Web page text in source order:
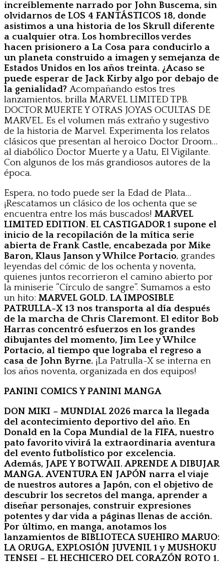
increíblemente narrado por John Buscema, sin
olvidarnos de LOS 4 FANTÁSTICOS 18, donde
asistimos a una historia de los Skrull diferente
a cualquier otra. Los hombrecillos verdes
hacen prisionero a La Cosa para conducirlo a
un planeta construido a imagen y semejanza de
Estados Unidos en los años treinta. ¿Acaso se
puede esperar de Jack Kirby algo por debajo de
la genialidad? Acompañando estos tres
lanzamientos, brilla MARVEL LIMITED TPB.
DOCTOR MUERTE Y OTRAS JOYAS OCULTAS DE
MARVEL. Es el volumen más extraño y sugestivo
de la historia de Marvel. Experimenta los relatos
clásicos que presentan al heroico Doctor Droom…
al diabólico Doctor Muerte y a Uatu, El Vigilante.
Con algunos de los más grandiosos autores de la
época.
Espera, no todo puede ser la Edad de Plata…
¡Rescatamos un clásico de los ochenta que se
encuentra entre los más buscados! MARVEL
LIMITED EDITION. EL CASTIGADOR 1 supone el
inicio de la recopilación de la mítica serie
abierta de Frank Castle, encabezada por Mike
Baron, Klaus Janson y Whilce Portacio, grandes
leyendas del cómic de los ochenta y noventa,
quienes juntos recorrieron el camino abierto por
la miniserie “Círculo de sangre”. Sumamos a esto
un hito: MARVEL GOLD. LA IMPOSIBLE
PATRULLA-X 13 nos transporta al día después
de la marcha de Chris Claremont. El editor Bob
Harras concentró esfuerzos en los grandes
dibujantes del momento, Jim Lee y Whilce
Portacio, al tiempo que lograba el regreso a
casa de John Byrne. ¡La Patrulla-X se interna en
los años noventa, organizada en dos equipos!
PANINI COMICS Y PANINI MANGA
DON MIKI – MUNDIAL 2026 marca la llegada
del acontecimiento deportivo del año. En
Donald en la Copa Mundial de la FIFA, nuestro
pato favorito vivirá la extraordinaria aventura
del evento futbolístico por excelencia.
Además, JAPE Y BOTWAII. APRENDE A DIBUJAR
MANGA. AVENTURA EN JAPÓN narra el viaje
de nuestros autores a Japón, con el objetivo de
descubrir los secretos del manga, aprender a
diseñar personajes, construir expresiones
potentes y dar vida a páginas llenas de acción.
Por último, en manga, anotamos los
lanzamientos de BIBLIOTECA SUEHIRO MARUO:
LA ORUGA, EXPLOSIÓN JUVENIL 1 y MUSHOKU
TENSEI – EL HECHICERO DEL CORAZÓN ROTO 1.